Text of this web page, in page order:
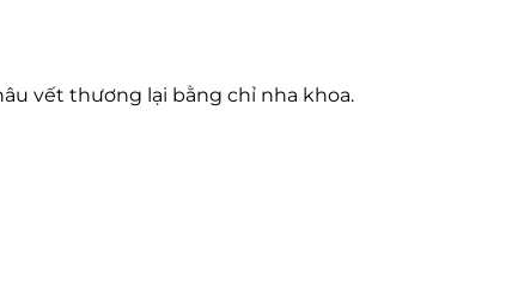
vết thương lại bằng chỉ nha khoa.